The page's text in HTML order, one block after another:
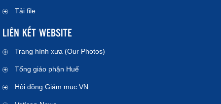
Tải file
LIÊN KẾT WEBSITE
Trang hình xưa (Our Photos)
Tổng giáo phận Huế
Hội đồng Giám mục VN